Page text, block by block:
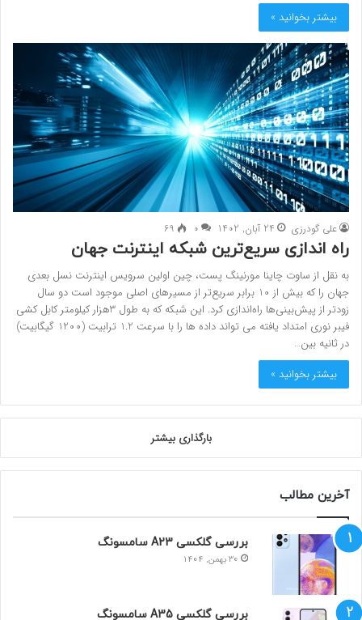
بیشتر بخوانید »
علی گودرزی 24 آبان, 1402 0
69
راه اندازی سریع‌ترین شبکه اینترنت جهان
به نقل از ساوت چاینا مورنینگ پست، چین اولین سرویس اینترنت نسل بعدی
جهان را که بیش از 10 برابر سریع‌تر از مسیرهای اصلی موجود است دو سال
زودتر از پیش‌بینی‌ها راه‌اندازی کرد. این شبکه که به طول 3هزار کیلومتر کابل کشی
فیبر نوری امتداد یافته می تواند داده ها را با سرعت 1.2 ترابیت (1200 گیگابیت)
در ثانیه بین…
بیشتر بخوانید »
بارگذاری بیشتر
آخرین مطالب
بررسی گلکسی A23 سامسونگ
30 بهمن, 1404
بررسی گلکسی A35 سامسونگ